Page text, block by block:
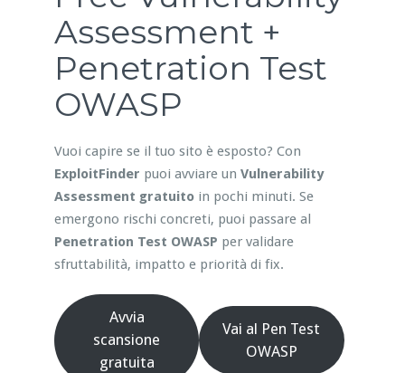
Assessment +
Penetration Test
OWASP
Vuoi capire se il tuo sito è esposto? Con
ExploitFinder puoi avviare un Vulnerability
Assessment gratuitoin pochi minuti. Se
emergono rischi concreti, puoi passare al
Penetration Test OWASP per validare
sfruttabilità, impatto e priorità di fix.
Avvia
scansione
gratuita
Vai al Pen Test
OWASP